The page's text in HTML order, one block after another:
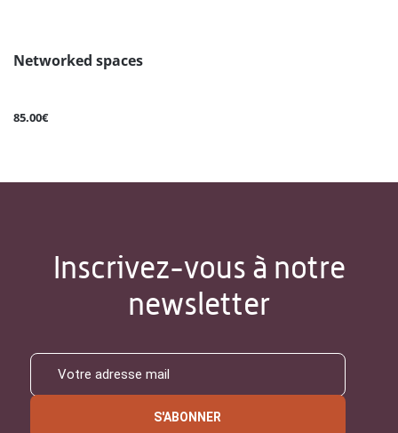
Networked spaces
85.00€
Inscrivez-vous à notre
newsletter
S'ABONNER